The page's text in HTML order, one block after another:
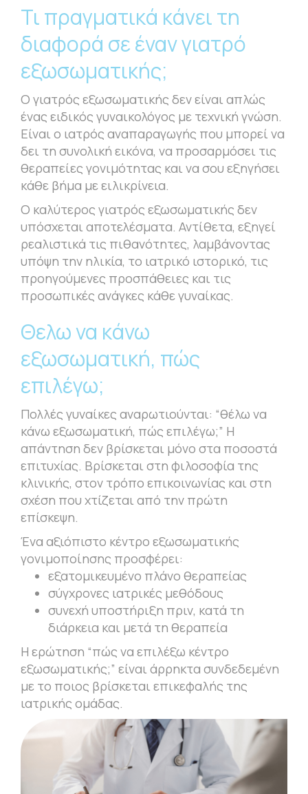
Τι πραγματικά κάνει τη
διαφορά σε έναν γιατρό
εξωσωματικής;
Ο γιατρός εξωσωματικής δεν είναι απλώς
ένας ειδικός γυναικολόγος με τεχνική γνώση.
Είναι ο ιατρός αναπαραγωγής που μπορεί να
δει τη συνολική εικόνα, να προσαρμόσει τις
θεραπείες γονιμότητας και να σου εξηγήσει
κάθε βήμα με ειλικρίνεια.
Ο καλύτερος γιατρός εξωσωματικής δεν
υπόσχεται αποτελέσματα. Αντίθετα, εξηγεί
ρεαλιστικά τις πιθανότητες, λαμβάνοντας
υπόψη την ηλικία, το ιατρικό ιστορικό, τις
προηγούμενες προσπάθειες και τις
προσωπικές ανάγκες κάθε γυναίκας.
Θελω να κάνω
εξωσωματική, πώς
επιλέγω;
Πολλές γυναίκες αναρωτιούνται: “θέλω να
κάνω εξωσωματική, πώς επιλέγω;” Η
απάντηση δεν βρίσκεται μόνο στα ποσοστά
επιτυχίας. Βρίσκεται στη φιλοσοφία της
κλινικής, στον τρόπο επικοινωνίας και στη
σχέση που χτίζεται από την πρώτη
επίσκεψη.
Ένα αξιόπιστο κέντρο εξωσωματικής
γονιμοποίησης προσφέρει:
εξατομικευμένο πλάνο θεραπείας
σύγχρονες ιατρικές μεθόδους
συνεχή υποστήριξη πριν, κατά τη
διάρκεια και μετά τη θεραπεία
Η ερώτηση “πώς να επιλέξω κέντρο
εξωσωματικής;” είναι άρρηκτα συνδεδεμένη
με το ποιος βρίσκεται επικεφαλής της
ιατρικής ομάδας.